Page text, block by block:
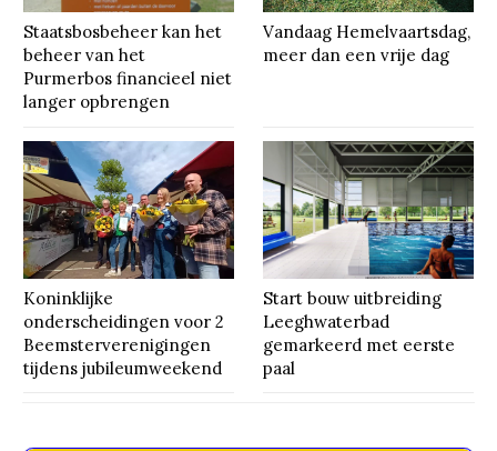
Staatsbosbeheer kan het
beheer van het
Purmerbos financieel niet
langer opbrengen
Vandaag Hemelvaartsdag,
meer dan een vrije dag
Koninklijke
onderscheidingen voor 2
Beemsterverenigingen
tijdens jubileumweekend
Start bouw uitbreiding
Leeghwaterbad
gemarkeerd met eerste
paal